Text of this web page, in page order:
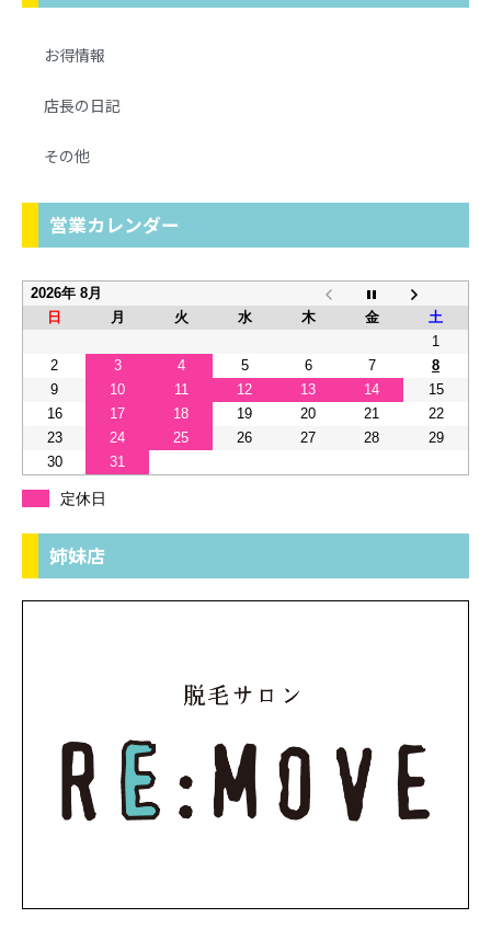
お得情報
店長の日記
その他
営業カレンダー
2026年 8月
日
月 火 水 木 金
土
1
2
3 4 5 6 7
8
9
10 11 12 13 14
15
16
17 18 19 20 21
22
23
24 25 26 27 28
29
30
31
定休日
姉妹店